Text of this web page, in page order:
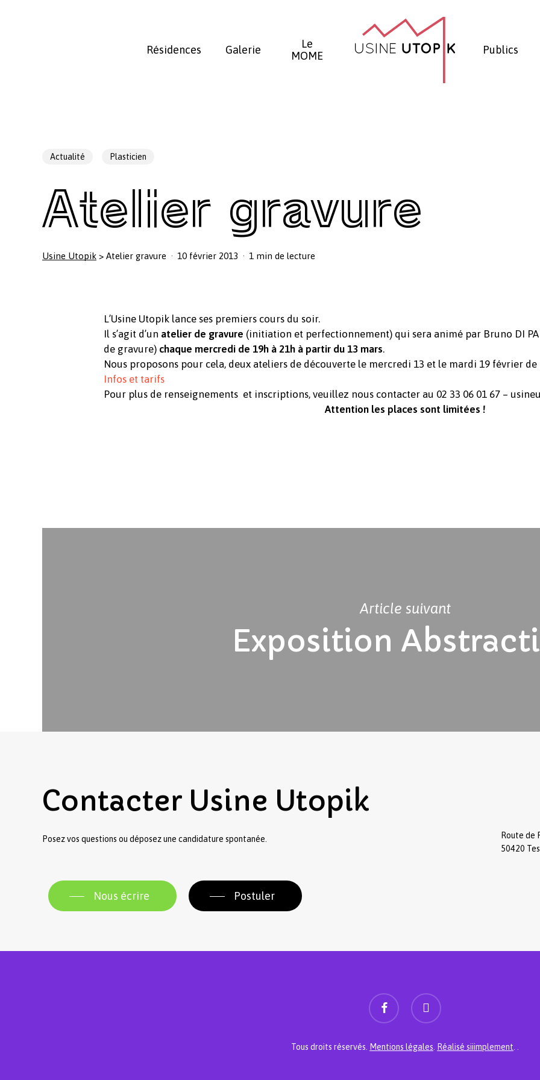
Résidences Galerie
Le
MOME
Publics
Actualité Plasticien
Atelier gravure
Usine Utopik > Atelier gravure 10 février 2013 1 min de lecture
L’Usine Utopik lance ses premiers cours du soir.
Il s’agit d’un atelier de gravure (initiation et perfectionnement) qui sera animé par Bruno DI
de gravure) chaque mercredi de 19h à 21h à partir du 13 mars.
Nous proposons pour cela, deux ateliers de découverte le mercredi 13 et le mardi 19 février de
Infos et tarifs
Pour plus de renseignements et inscriptions, veuillez nous contacter au 02 33 06 01 67 –
Attention les places sont limitées !
Article suivant
Exposition
Contacter Usine Utopik
Posez vos questions ou déposez une candidature spontanée.
Nous écrire Postuler
Route de
50420
facebook instagram
Tous droits réservés. Mentions légales Réalisé siiimplement